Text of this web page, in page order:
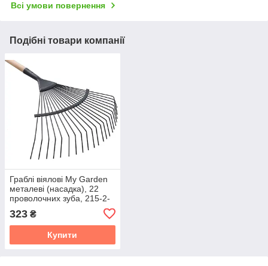
Всі умови повернення
Подібні товари компанії
Граблі віялові My Garden
металеві (насадка), 22
проволочних зуба, 215-2-
323 ₴
Купити